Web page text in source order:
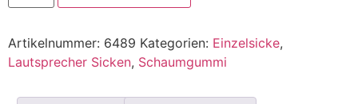
Artikelnummer: 6489 Kategorien: Einzelsicke,
Lautsprecher Sicken, Schaumgummi